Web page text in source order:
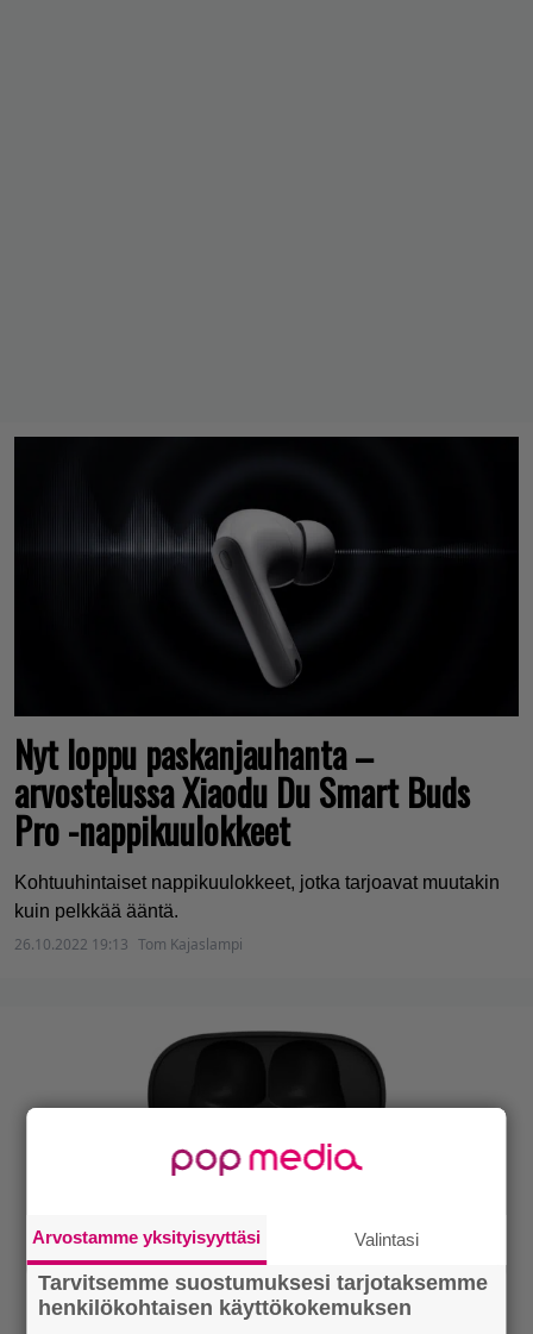
Nyt loppu paskanjauhanta –
arvostelussa Xiaodu Du Smart Buds
Pro -nappikuulokkeet
Kohtuuhintaiset nappikuulokkeet, jotka tarjoavat muutakin
kuin pelkkää ääntä.
26.10.2022 19:13 Tom Kajaslampi
Arvostamme yksityisyyttäsi Valintasi
Tarvitsemme suostumuksesi tarjotaksemme
henkilökohtaisen käyttökokemuksen